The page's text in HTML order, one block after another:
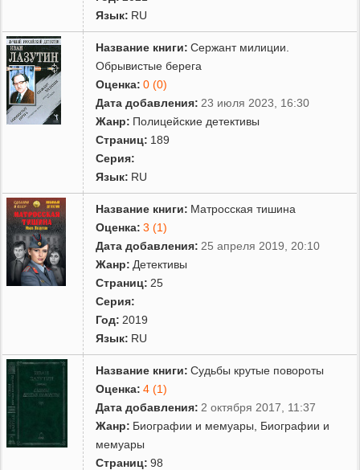
Член Союза писателей СССР. Работал в аппарате Союза.
Умер писатель 8 ноября 2010 года в поселке
Абрамцево
Московской области
Ещё студентом работал в литературной студии,
руководимой
В. А. Луговским
Основная тема произведений И. Лазутина — доблестный
трудовой и ратный подвиг советского народа, актуальные
проблемы современности — воспитание подрастающего
поколения, становление характера молодого человека,
укрепление законности и правопорядка и др.
Автор повестей и романов:
Сержант милиции (1957),
Суд идет (1962),
Матросская тишина,
Язык: RU
Название книги: Сержант милиции.
Обрывистые берега
Оценка: 0 (0)
Дата добавления: 23 июля 2023, 16:30
Жанр: Полицейские детективы
Страниц: 189
Серия:
Язык: RU
Название книги: Матросская тишина
Оценка: 3 (1)
Дата добавления: 25 апреля 2019, 20:10
Жанр: Детективы
Страниц: 25
Серия:
Год: 2019
Язык: RU
Название книги: Судьбы крутые повороты
Оценка: 4 (1)
Дата добавления: 2 октября 2017, 11:37
Жанр: Биографии и мемуары
Биографии и
мемуары
Страниц: 98